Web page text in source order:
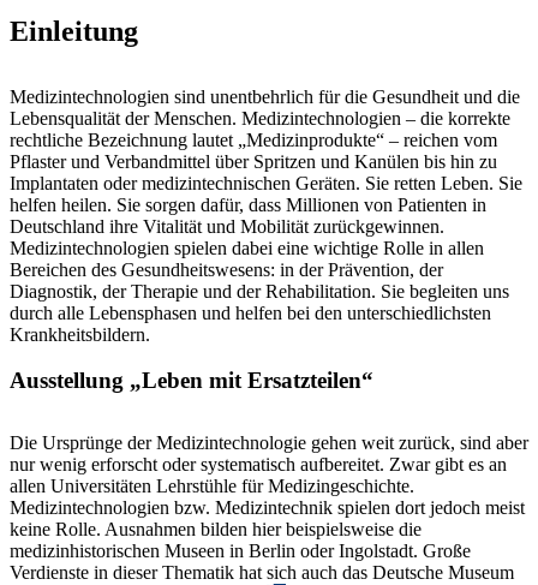
Einleitung
Medizintechnologien sind unentbehrlich für die Gesundheit und die
Lebensqualität der Menschen. Medizintechnologien – die korrekte
rechtliche Bezeichnung lautet „Medizinprodukte“ – reichen vom
Pflaster und Verbandmittel über Spritzen und Kanülen bis hin zu
Implantaten oder medizintechnischen Geräten. Sie retten Leben. Sie
helfen heilen. Sie sorgen dafür, dass Millionen von Patienten in
Deutschland ihre Vitalität und Mobilität zurückgewinnen.
Medizintechnologien spielen dabei eine wichtige Rolle in allen
Bereichen des Gesundheitswesens: in der Prävention, der
Diagnostik, der Therapie und der Rehabilitation. Sie begleiten uns
durch alle Lebensphasen und helfen bei den unterschiedlichsten
Krankheitsbildern.
Ausstellung „Leben mit Ersatzteilen“
Die Ursprünge der Medizintechnologie gehen weit zurück, sind aber
nur wenig erforscht oder systematisch aufbereitet. Zwar gibt es an
allen Universitäten Lehrstühle für Medizingeschichte.
Medizintechnologien bzw. Medizintechnik spielen dort jedoch meist
keine Rolle. Ausnahmen bilden hier beispielsweise die
medizinhistorischen Museen in Berlin oder Ingolstadt. Große
Verdienste in dieser Thematik hat sich auch das Deutsche Museum